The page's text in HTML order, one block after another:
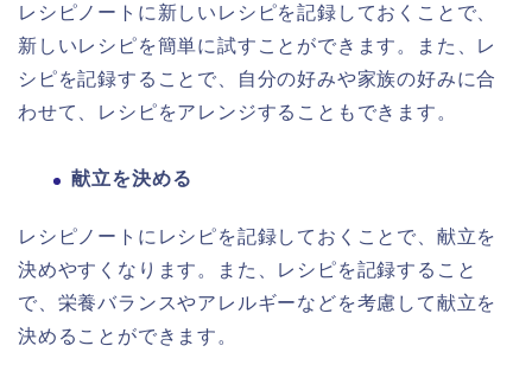
レシピノートに新しいレシピを記録しておくことで、
新しいレシピを簡単に試すことができます。また、レ
シピを記録することで、自分の好みや家族の好みに合
わせて、レシピをアレンジすることもできます。
献立を決める
レシピノートにレシピを記録しておくことで、献立を
決めやすくなります。また、レシピを記録すること
で、栄養バランスやアレルギーなどを考慮して献立を
決めることができます。